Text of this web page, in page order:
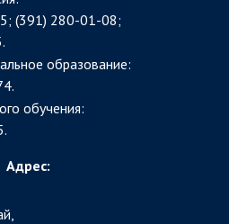
(391) 280-01-08;
образование:
обучения:
Адрес: